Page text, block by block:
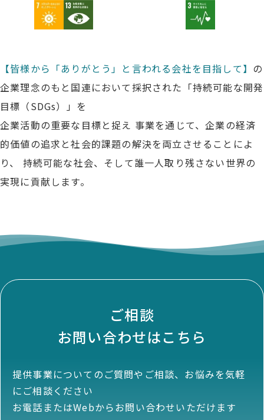
【皆様から「ありがとう」と言われる会社を目指して】 の
企業理念のもと 国連において採択された「持続可能な開発
目標（SDGs）」を
企業活動の重要な目標と捉え 事業を通じて、企業の経済
的価値の追求と社会的課題の解決を両立させることによ
り、
持続可能な社会、そして誰一人取り残さない世界の
実現に貢献します。
ご相談
お問い合わせはこちら
提供事業についてのご質問やご相談、お悩みを気軽
にご相談ください
お電話またはWebからお問い合わせいただけます